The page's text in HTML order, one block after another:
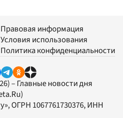
Правовая информация
Условия использования
Политика конфиденциальности
– Главные новости дня
, ОГРН 1067761730376, ИНН